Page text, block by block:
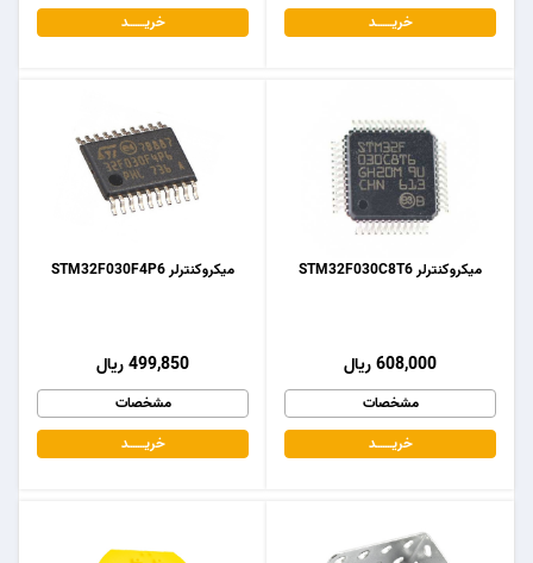
خریـــــــد
خریـــــــد
میکروکنترلر STM32F030F4P6
499,850 ریال
مشخصات
خریـــــــد
میکروکنترلر STM32F030C8T6
608,000 ریال
مشخصات
خریـــــــد